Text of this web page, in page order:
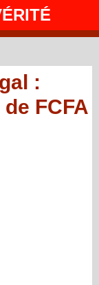
:
FCFA